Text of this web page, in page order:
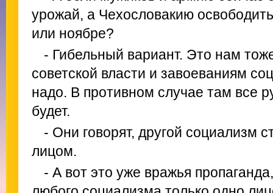
урожай, а Чехословакию
или ноябре?
- Гибельный вариант. Это нам
советской власти и завоеваниям
надо. В противном случае там все
будет.
- Они говорят, другой социализм
лицом.
- А вот это уже вражья